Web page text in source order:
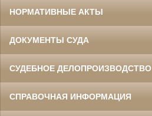
НОРМАТИВНЫЕ АКТЫ
ДОКУМЕНТЫ СУДА
СУДЕБНОЕ ДЕЛОПРОИЗВОДСТВО
СПРАВОЧНАЯ ИНФОРМАЦИЯ